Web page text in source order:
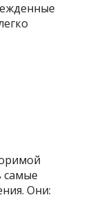
самые
Они: